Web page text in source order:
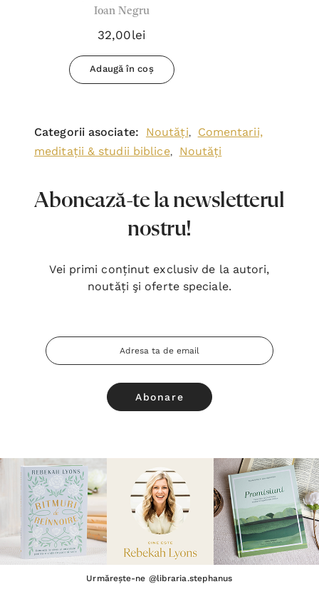
Negru
Ioan Negru
32,00lei
Adaugă în coș
Categorii asociate: Noutăți,
Comentarii,
meditații & studii biblice, Noutăți
Abonează-te la newsletterul
nostru!
Vei primi conținut exclusiv de la autori,
noutăți şi oferte speciale.
Adresa
Email
Urmărește-ne @libraria.stephanus